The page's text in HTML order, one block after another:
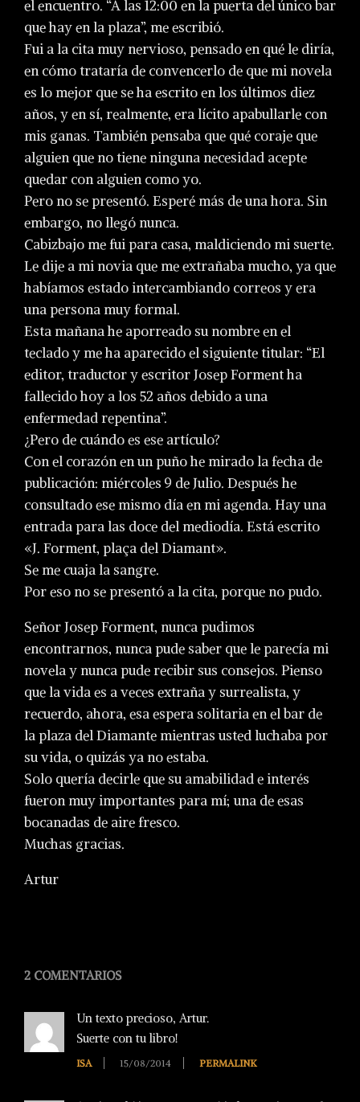
el encuentro. “A las 12:00 en la puerta del único bar
que hay en la plaza”, me escribió.
Fui a la cita muy nervioso, pensado en qué le diría,
en cómo trataría de convencerlo de que mi novela
es lo mejor que se ha escrito en los últimos diez
años, y en sí, realmente, era lícito apabullarle con
mis ganas. También pensaba que qué coraje que
alguien que no tiene ninguna necesidad acepte
quedar con alguien como yo.
Pero no se presentó. Esperé más de una hora. Sin
embargo, no llegó nunca.
Cabizbajo me fui para casa, maldiciendo mi suerte.
Le dije a mi novia que me extrañaba mucho, ya que
habíamos estado intercambiando correos y era
una persona muy formal.
Esta mañana he aporreado su nombre en el
teclado y me ha aparecido el siguiente titular: “El
editor, traductor y escritor Josep Forment ha
fallecido hoy a los 52 años debido a una
enfermedad repentina”.
¿Pero de cuándo es ese artículo?
Con el corazón en un puño he mirado la fecha de
publicación: miércoles 9 de Julio. Después he
consultado ese mismo día en mi agenda. Hay una
entrada para las doce del mediodía. Está escrito
«J. Forment, plaça del Diamant».
Se me cuaja la sangre.
Por eso no se presentó a la cita, porque no pudo.
Señor Josep Forment, nunca pudimos
encontrarnos, nunca pude saber que le parecía mi
novela y nunca pude recibir sus consejos. Pienso
que la vida es a veces extraña y surrealista, y
recuerdo, ahora, esa espera solitaria en el bar de
la plaza del Diamante mientras usted luchaba por
su vida, o quizás ya no estaba.
Solo quería decirle que su amabilidad e interés
fueron muy importantes para mí; una de esas
bocanadas de aire fresco.
Muchas gracias.
Artur
15
2 COMENTARIOS
Un texto precioso, Artur.
Suerte con tu libro!
ISA 15/08/2014 PERMALINK